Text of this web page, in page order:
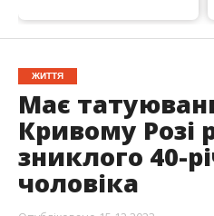
ЖИТТЯ
Має
Кривому Розі
зниклого 40-
чоловіка